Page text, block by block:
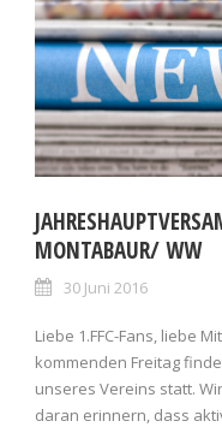
MONTABAUR/ WW
30 Juni 2016
Liebe 1.FFC-Fans, liebe
kommenden Freitag
unseres Vereins statt.
daran erinnern, dass